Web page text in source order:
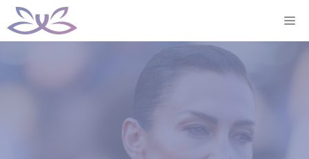
Aller
au